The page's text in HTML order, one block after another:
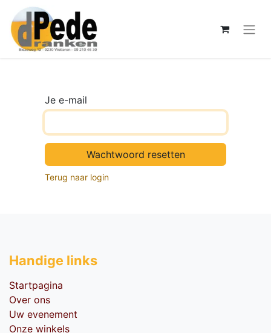
Je e-mail
Wachtwoord resetten
Terug naar login
Handige li​nks
Startpagina
Over ons
Uw evenement
Onze winkels